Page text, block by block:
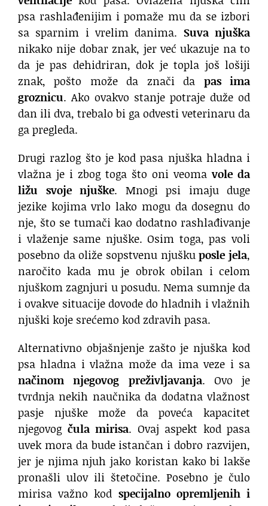
psa rashlađenijim i pomaže mu da se izbori
sa sparnim i vrelim danima. Suva njuška
nikako nije dobar znak, jer već ukazuje na to
da je pas dehidriran, dok je topla još lošiji
znak, pošto može da znači da pas ima
groznicu. Ako ovakvo stanje potraje duže od
dan ili dva, trebalo bi ga odvesti veterinaru da
ga pregleda.
Drugi razlog što je kod pasa njuška hladna i
vlažna je i zbog toga što oni veomavole da
ližu svoje njuške. Mnogi psi imaju duge
jezike kojima vrlo lako mogu da dosegnu do
nje, što se tumači kao dodatno rashlađivanje
i vlaženje same njuške. Osim toga, pas voli
posebno da oliže sopstvenu njuškuposle jela,
naročito kada mu je obrok obilan i celom
njuškom zagnjuri u posudu. Nema sumnje da
i ovakve situacije dovode do hladnih i vlažnih
njuški koje srećemo kod zdravih pasa.
Alternativno objašnjenje zašto je njuška kod
psa hladna i vlažna može da ima veze i sa
načinom njegovog preživljavanja. Ovo je
tvrdnja nekih naučnika da dodatna vlažnost
pasje njuške može da poveća kapacitet
njegovog čula mirisa. Ovaj aspekt kod pasa
uvek mora da bude istančan i dobro razvijen,
jer je njima njuh jako koristan kako bi lakše
pronašli ulov ili štetočine. Posebno je čulo
mirisa važno kod specijalno opremljenih i